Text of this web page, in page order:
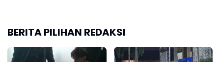
BERITA PILIHAN REDAKSI